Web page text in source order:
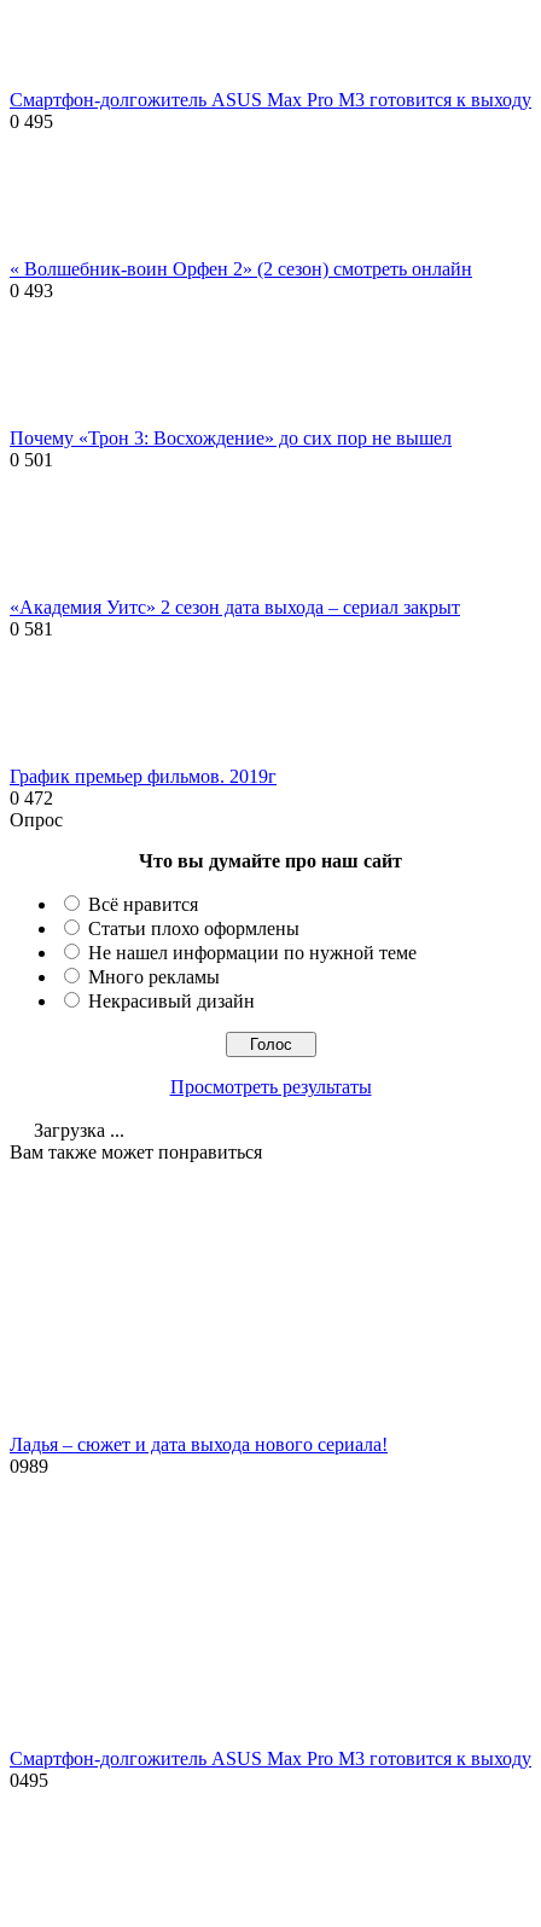
Смартфон-долгожитель ASUS Max Pro M3 готовится к выходу
0 495
« Волшебник-воин Орфен 2» (2 сезон) смотреть онлайн
0 493
Почему «Трон 3: Восхождение» до сих пор не вышел
0 501
«Академия Уитс» 2 сезон дата выхода – сериал закрыт
0 581
График премьер фильмов. 2019г
0 472
Опрос
Что вы думайте про наш сайт
Всё нравится
Статьи плохо оформлены
Не нашел информации по нужной теме
Много рекламы
Некрасивый дизайн
Просмотреть результаты
Загрузка ...
Вам также может понравиться
Ладья – сюжет и дата выхода нового сериала!
0989
Смартфон-долгожитель ASUS Max Pro M3 готовится к выходу
0495